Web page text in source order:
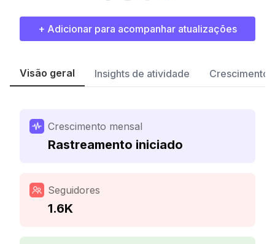
+ Adicionar para acompanhar atualizações
Visão geral Insights de atividade Crescimento
Crescimento mensal
Rastreamento iniciado
Seguidores
1.6K